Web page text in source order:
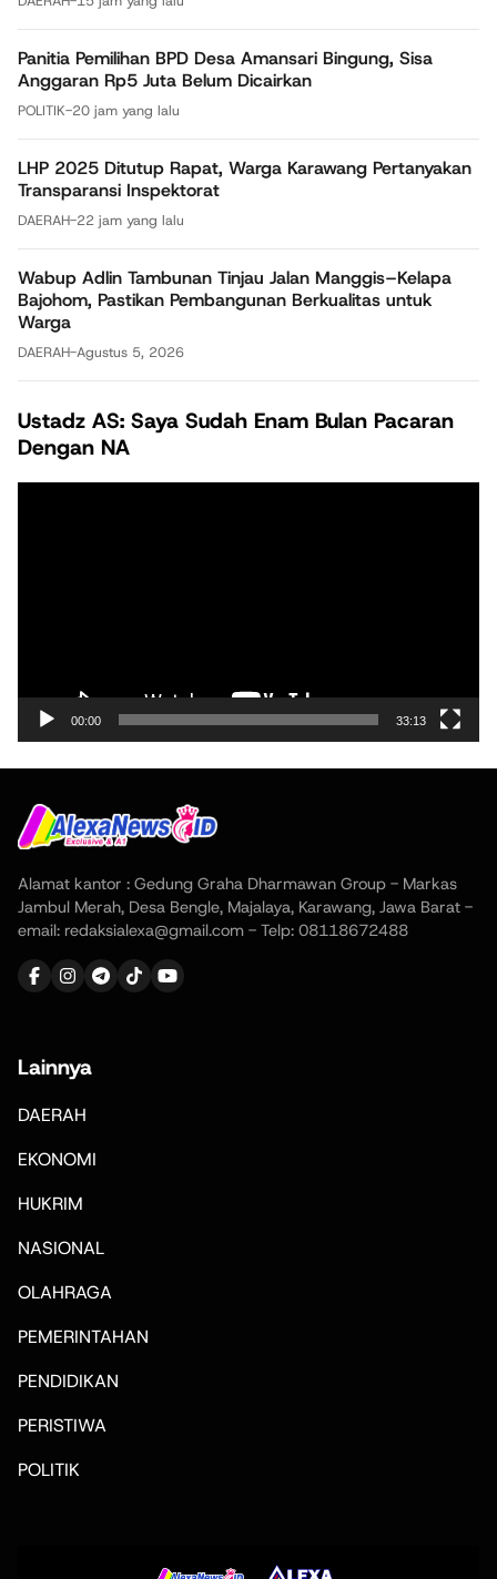
Panitia Pemilihan BPD Desa Amansari Bingung, Sisa
Anggaran Rp5 Juta Belum Dicairkan
POLITIK-20 jam yang lalu
LHP 2025 Ditutup Rapat, Warga Karawang Pertanyakan
Transparansi Inspektorat
DAERAH-22 jam yang lalu
Wabup Adlin Tambunan Tinjau Jalan Manggis–Kelapa
Bajohom, Pastikan Pembangunan Berkualitas untuk
Warga
DAERAH-Agustus 5, 2026
Ustadz AS: Saya Sudah Enam Bulan Pacaran
Dengan NA
00:00 33:13
Alamat kantor : Gedung Graha Dharmawan Group - Markas
Jambul Merah, Desa Bengle, Majalaya, Karawang, Jawa Barat -
email: redaksialexa@gmail.com - Telp: 08118672488
Lainnya
DAERAH
EKONOMI
HUKRIM
NASIONAL
OLAHRAGA
PEMERINTAHAN
PENDIDIKAN
PERISTIWA
POLITIK